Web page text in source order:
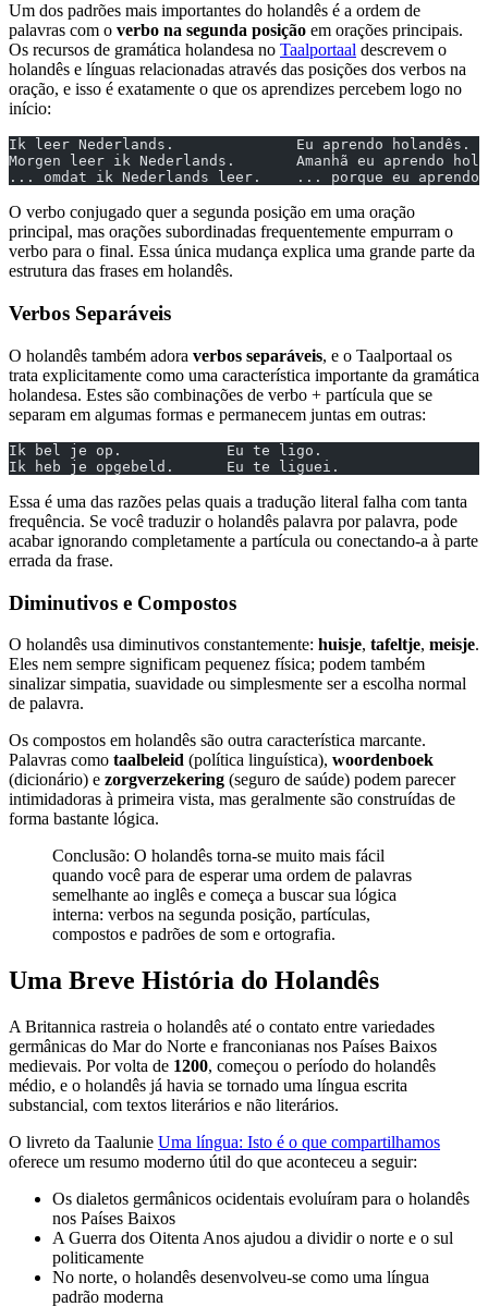
Um dos padrões mais importantes do holandês é a ordem de
palavras com o verbo na segunda posição em orações principais.
Os recursos de gramática holandesa no Taalportaal descrevem o
holandês e línguas relacionadas através das posições dos verbos na
oração, e isso é exatamente o que os aprendizes percebem logo no
início:
Ik leer Nederlands.              Eu aprendo holandês.
Morgen leer ik Nederlands.       Amanhã eu aprendo
... omdat ik Nederlands leer.    ... porque eu aprendo
O verbo conjugado quer a segunda posição em uma oração
principal, mas orações subordinadas frequentemente empurram o
verbo para o final. Essa única mudança explica uma grande parte da
estrutura das frases em holandês.
Verbos Separáveis
O holandês também adora verbos separáveis, e o Taalportaal os
trata explicitamente como uma característica importante da gramática
holandesa. Estes são combinações de verbo + partícula que se
separam em algumas formas e permanecem juntas em outras:
Ik bel je op.            Eu te ligo.
Ik heb je opgebeld.      Eu te liguei.
Essa é uma das razões pelas quais a tradução literal falha com tanta
frequência. Se você traduzir o holandês palavra por palavra, pode
acabar ignorando completamente a partícula ou conectando-a à parte
errada da frase.
Diminutivos e Compostos
O holandês usa diminutivos constantemente: huisje, tafeltje, meisje.
Eles nem sempre significam pequenez física; podem também
sinalizar simpatia, suavidade ou simplesmente ser a escolha normal
de palavra.
Os compostos em holandês são outra característica marcante.
Palavras como taalbeleid (política linguística), woordenboek
(dicionário) e zorgverzekering (seguro de saúde) podem parecer
intimidadoras à primeira vista, mas geralmente são construídas de
forma bastante lógica.
Conclusão: O holandês torna-se muito mais fácil
quando você para de esperar uma ordem de palavras
semelhante ao inglês e começa a buscar sua lógica
interna: verbos na segunda posição, partículas,
compostos e padrões de som e ortografia.
Uma Breve História do Holandês
A Britannica rastreia o holandês até o contato entre variedades
germânicas do Mar do Norte e franconianas nos Países Baixos
medievais. Por volta de 1200, começou o período do holandês
médio, e o holandês já havia se tornado uma língua escrita
substancial, com textos literários e não literários.
O livreto da Taalunie Uma língua: Isto é o que compartilhamos
oferece um resumo moderno útil do que aconteceu a seguir:
Os dialetos germânicos ocidentais evoluíram para o holandês
nos Países Baixos
A Guerra dos Oitenta Anos ajudou a dividir o norte e o sul
politicamente
No norte, o holandês desenvolveu-se como uma língua
padrão moderna